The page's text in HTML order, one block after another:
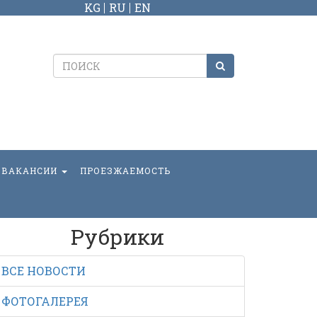
KG RU EN
ВАКАНСИИ ПРОЕЗЖАЕМОСТЬ
Рубрики
ВСЕ НОВОСТИ
ФОТОГАЛЕРЕЯ